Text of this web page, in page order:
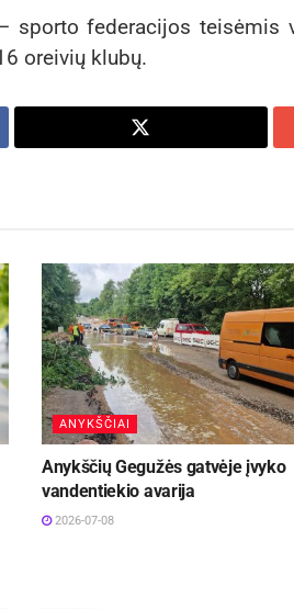
sporto federacijos teisėmis
oreivių klubų.
ANYKŠČIAI
Anykščių Gegužės gatvėje įvyko
vandentiekio avarija
2026-07-08